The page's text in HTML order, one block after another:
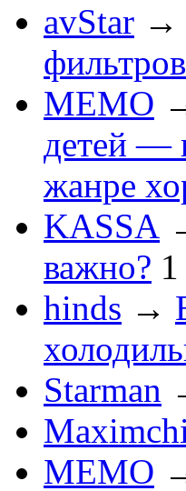
avStar →
MEMO
детей —
жанре
KASSA
важно? 1
hinds →
Starman
MEMO